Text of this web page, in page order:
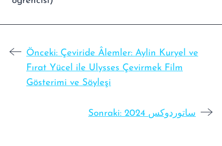
Önceki: Çeviride Âlemler: Aylin Kuryel ve
Fırat Yücel ile Ulysses Çevirmek Film
Gösterimi ve Söyleşi
Sonraki: 2024 ساتوردوكس